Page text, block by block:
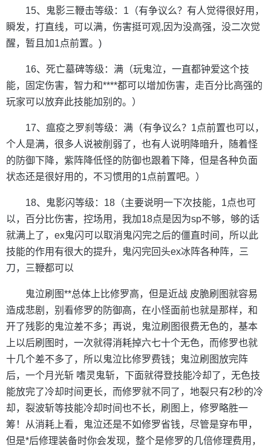
15、鬼影三鞭击等级：1（有争议么？有人觉得很好用，
瞬发，打直线，可以满，伤害挺可观,因为没高强，没二次觉
醒，暂且加1点前置。)
16、死亡墓碑等级：满（玩鬼泣，一直都钟爱这个技
能，固定伤害，智力和****都可以增加伤害，走百分比高强的
玩家可以放弃此技能加别的。）
17、瘟疫之罗刹等级：满（有争议么？1点前置也可以，
个人是满，很多人说被削弱了，也有人说明降暗升，随着怪
的防御下降，紫阵降低怪的防御也跟着下降，但是各种负面
状态还是很好用的，不习惯用的1点前置吧。）
18、鬼影闪等级：18（主要说明一下次技能，1点也可
以，百分比伤害，控场用，我加18点是因为sp不够，够的话
就满上了，ex鬼闪可以取消鬼闪完之后的僵直时间，所以此
技能的作用有很大的提升，鬼闪完回头ex冰阵各种阵，三
刀，三鞭都可以
鬼泣刷图**总体上比修罗高，但是近战 皮脆刷图就容易
造成悲剧，别看修罗的防御高，在小怪面前也就是那样，和
开了残影的鬼泣差不多；再说，鬼泣刷图很费无色的，基本
上以后刷图时，一次就得消耗掉六七十个无色，而修罗也就
十几个差不多了，所以鬼泣比修罗费钱；鬼泣刷图放完阵
后，一个月光斩 嗜灵鬼斩，下面就得登技能冷却了，无色技
能放完了冷却时间更长，而修罗就不同了，地裂只有2秒的冷
却，裂波斩等技能冷却时间也不长，刷图上，修罗略胜一
筹！从消耗上看，鬼泣还是不如修罗省钱，尽管是穿布甲，
但是*后修理装备时你会发现，整个是修罗的几倍修理费用，